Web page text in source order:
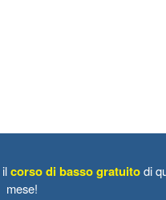
corso di basso gratuitodi
mese!